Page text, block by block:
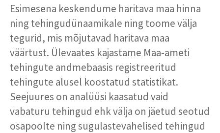
Esimesena keskendume haritava maa hinna
ning tehingudünaamikale ning toome välja
tegurid, mis mõjutavad haritava maa
väärtust. Ülevaates kajastame Maa-ameti
tehingute andmebaasis registreeritud
tehingute alusel koostatud statistikat.
Seejuures on analüüsi kaasatud vaid
vabaturu tehingud ehk välja on jäetud seotud
osapoolte ning sugulastevahelised tehingud